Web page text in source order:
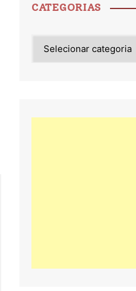
CATEGORIAS